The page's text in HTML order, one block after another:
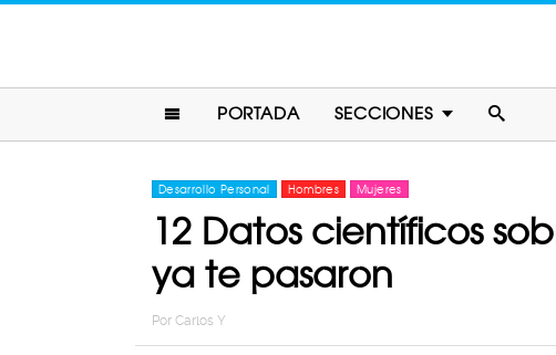
PORTADA SECCIONES
Desarrollo Personal Hombres Mujeres
12 Datos científicos
ya te pasaron
Por Carlos Y